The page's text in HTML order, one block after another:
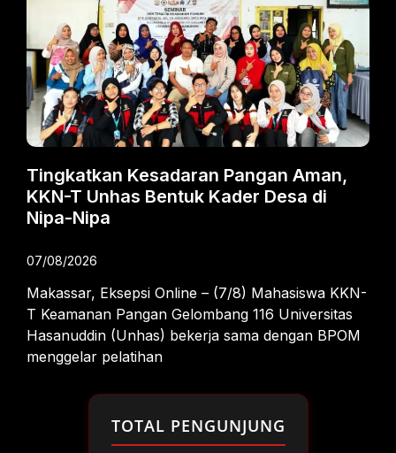
Tingkatkan Kesadaran Pangan Aman,
KKN-T Unhas Bentuk Kader Desa di
Nipa-Nipa
07/08/2026
Makassar, Eksepsi Online – (7/8) Mahasiswa KKN-
T Keamanan Pangan Gelombang 116 Universitas
Hasanuddin (Unhas) bekerja sama dengan BPOM
menggelar pelatihan
TOTAL PENGUNJUNG